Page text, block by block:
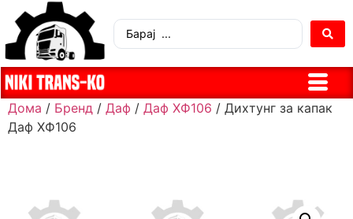
Дома / Бренд / Даф / Даф ХФ106 / Дихтунг за капак
Даф ХФ106